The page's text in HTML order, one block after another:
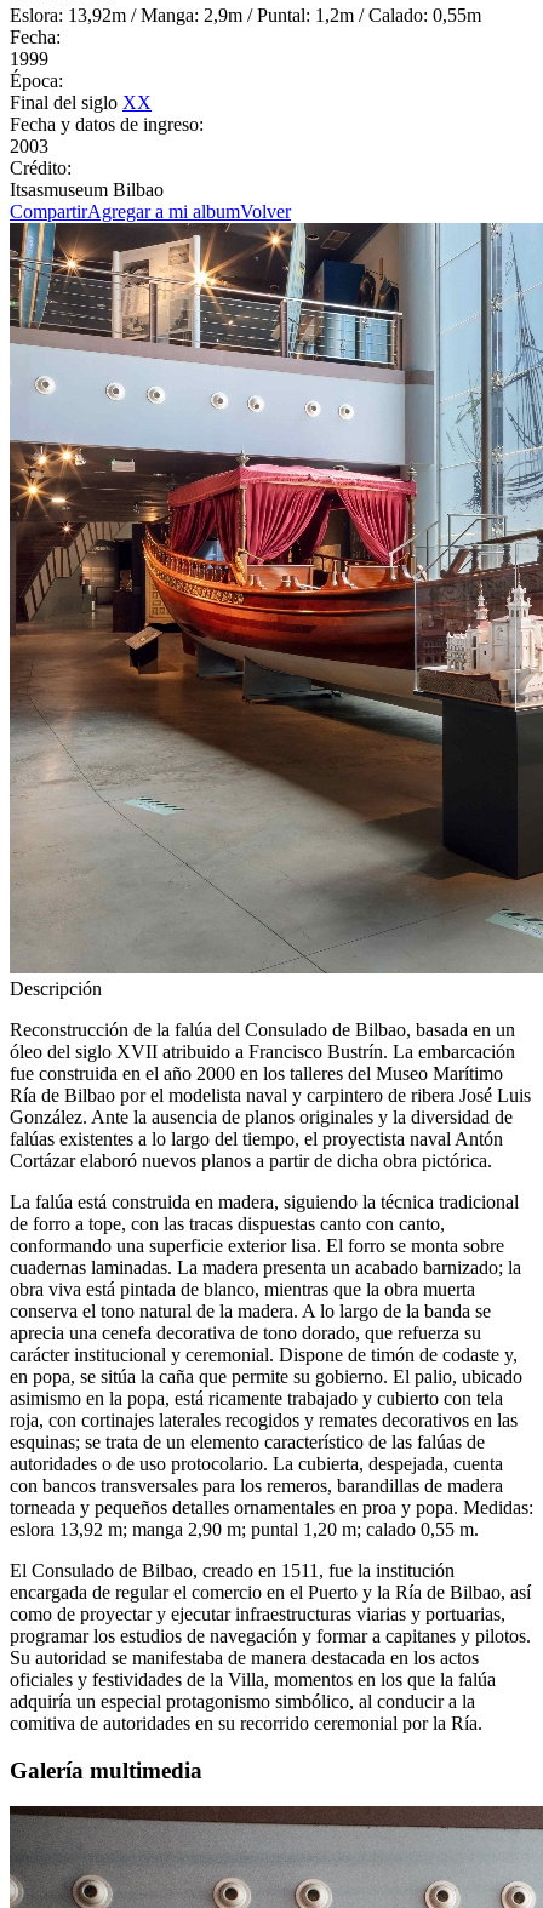
Eslora: 13,92m / Manga: 2,9m / Puntal: 1,2m / Calado: 0,55m
Fecha:
1999
Época:
Final del siglo XX
Fecha y datos de ingreso:
2003
Crédito:
Itsasmuseum Bilbao
CompartirAgregar a mi albumVolver
Descripción
Reconstrucción de la falúa del Consulado de Bilbao, basada en un
óleo del siglo XVII atribuido a Francisco Bustrín. La embarcación
fue construida en el año 2000 en los talleres del Museo Marítimo
Ría de Bilbao por el modelista naval y carpintero de ribera José Luis
González. Ante la ausencia de planos originales y la diversidad de
falúas existentes a lo largo del tiempo, el proyectista naval Antón
Cortázar elaboró nuevos planos a partir de dicha obra pictórica.
La falúa está construida en madera, siguiendo la técnica tradicional
de forro a tope, con las tracas dispuestas canto con canto,
conformando una superficie exterior lisa. El forro se monta sobre
cuadernas laminadas. La madera presenta un acabado barnizado; la
obra viva está pintada de blanco, mientras que la obra muerta
conserva el tono natural de la madera. A lo largo de la banda se
aprecia una cenefa decorativa de tono dorado, que refuerza su
carácter institucional y ceremonial. Dispone de timón de codaste y,
en popa, se sitúa la caña que permite su gobierno. El palio, ubicado
asimismo en la popa, está ricamente trabajado y cubierto con tela
roja, con cortinajes laterales recogidos y remates decorativos en las
esquinas; se trata de un elemento característico de las falúas de
autoridades o de uso protocolario. La cubierta, despejada, cuenta
con bancos transversales para los remeros, barandillas de madera
torneada y pequeños detalles ornamentales en proa y popa. Medidas:
eslora 13,92 m; manga 2,90 m; puntal 1,20 m; calado 0,55 m.
El Consulado de Bilbao, creado en 1511, fue la institución
encargada de regular el comercio en el Puerto y la Ría de Bilbao, así
como de proyectar y ejecutar infraestructuras viarias y portuarias,
programar los estudios de navegación y formar a capitanes y pilotos.
Su autoridad se manifestaba de manera destacada en los actos
oficiales y festividades de la Villa, momentos en los que la falúa
adquiría un especial protagonismo simbólico, al conducir a la
comitiva de autoridades en su recorrido ceremonial por la Ría.
Galería multimedia